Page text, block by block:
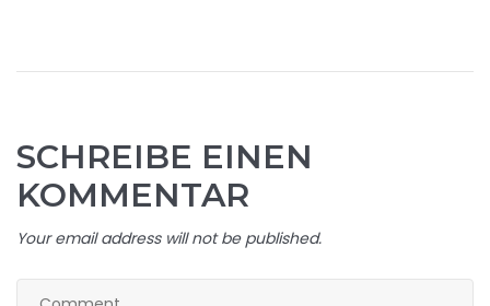
SCHREIBE EINEN
KOMMENTAR
Your email address will not be published.